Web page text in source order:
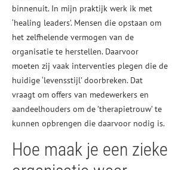
binnenuit. In mijn praktijk werk ik met
‘healing leaders’. Mensen die opstaan om
het zelfhelende vermogen van de
organisatie te herstellen. Daarvoor
moeten zij vaak interventies plegen die de
huidige ‘levensstijl’ doorbreken. Dat
vraagt om offers van medewerkers en
aandeelhouders om de ’therapietrouw’ te
kunnen opbrengen die daarvoor nodig is.
Hoe maak je een zieke